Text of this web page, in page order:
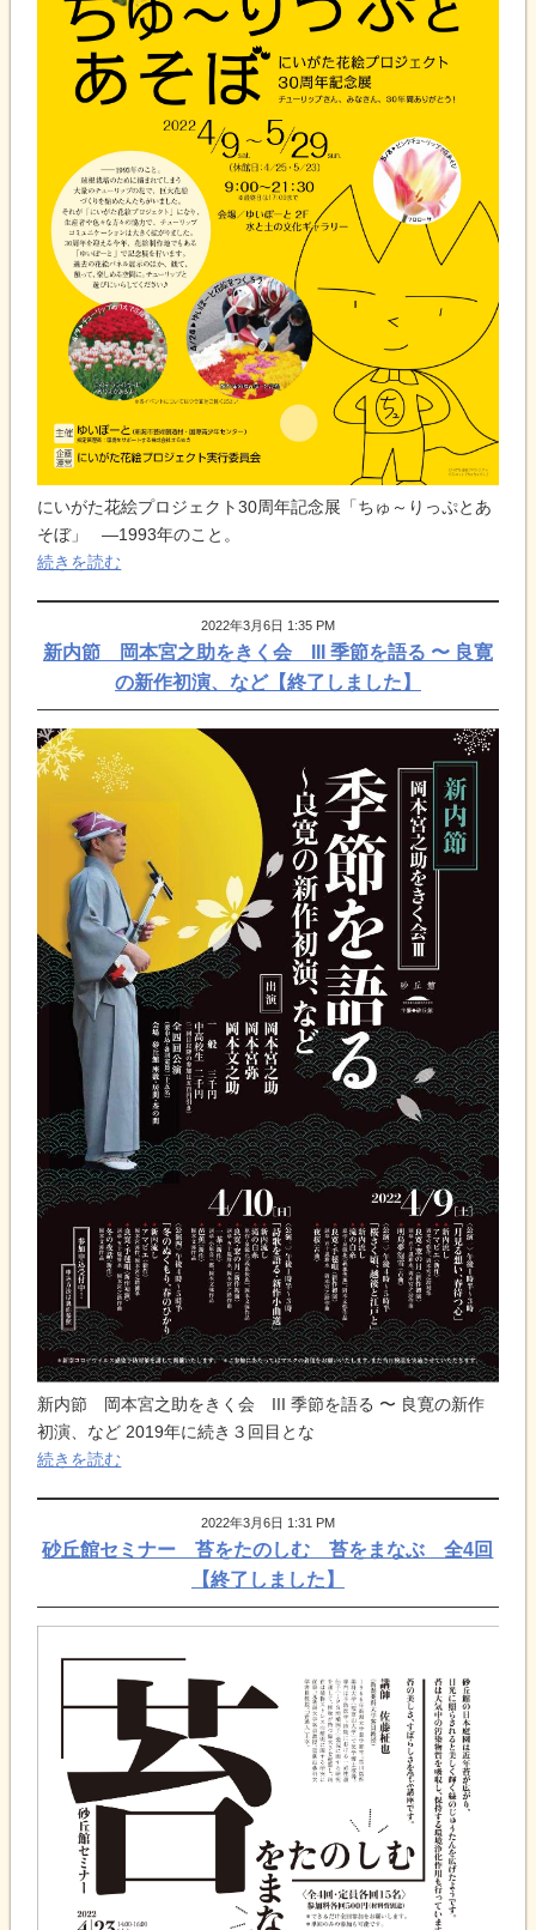
にいがた花絵プロジェクト30周年記念展「ちゅ～りっぷとあ
そぼ」 ―1993年のこと。
続きを読む
2022年3月6日 1:35 PM
新内節 岡本宮之助をきく会 III 季節を語る 〜 良寛
の新作初演、など【終了しました】
新内節 岡本宮之助をきく会 III 季節を語る 〜 良寛の新作
初演、など 2019年に続き３回目とな
続きを読む
2022年3月6日 1:31 PM
砂丘館セミナー 苔をたのしむ 苔をまなぶ 全4回
【終了しました】